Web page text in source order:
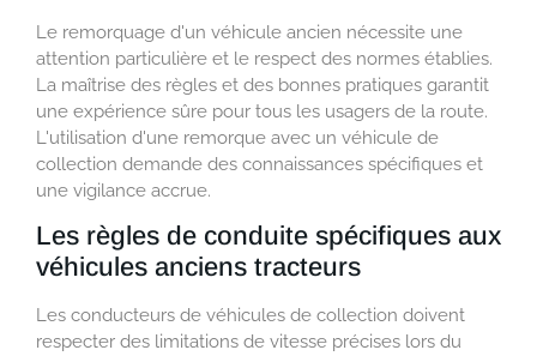
Le remorquage d'un véhicule ancien nécessite une
attention particulière et le respect des normes établies.
La maîtrise des règles et des bonnes pratiques garantit
une expérience sûre pour tous les usagers de la route.
L'utilisation d'une remorque avec un véhicule de
collection demande des connaissances spécifiques et
une vigilance accrue.
Les règles de conduite spécifiques aux
véhicules anciens tracteurs
Les conducteurs de véhicules de collection doivent
respecter des limitations de vitesse précises lors du